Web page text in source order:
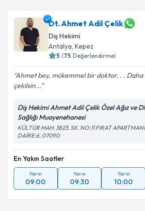
Dt. Ahmet Adil Çelik
Diş Hekimi
Antalya, Kepez
5 (75 Değerlendirme)
Ahmet bey, mükemmel bir doktor. . . Daha
çekilsin...
Diş Hekimi Ahmet Adil Çelik Özel Ağız ve
Sağlığı Muayenehanesi
KÜLTÜR MAH. 3823. SK. NO:11 FIRAT
DAİRE:6, 07090
En Yakın Saatler
Yarın
09:00
Yarın
09:30
Yarın
10:00